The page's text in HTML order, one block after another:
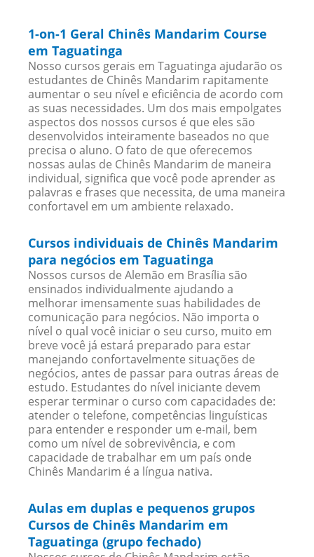
1-on-1 Geral Chinês Mandarim Course
em Taguatinga
Nosso cursos gerais em Taguatinga ajudarão os
estudantes de Chinês Mandarim rapitamente
aumentar o seu nível e eficiência de acordo com
as suas necessidades. Um dos mais empolgates
aspectos dos nossos cursos é que eles são
desenvolvidos inteiramente baseados no que
precisa o aluno. O fato de que oferecemos
nossas aulas de Chinês Mandarim de maneira
individual, significa que você pode aprender as
palavras e frases que necessita, de uma maneira
confortavel em um ambiente relaxado.
Cursos individuais de Chinês Mandarim
para negócios em Taguatinga
Nossos cursos de Alemão em Brasília são
ensinados individualmente ajudando a
melhorar imensamente suas habilidades de
comunicação para negócios. Não importa o
nível o qual você iniciar o seu curso, muito em
breve você já estará preparado para estar
manejando confortavelmente situações de
negócios, antes de passar para outras áreas de
estudo. Estudantes do nível iniciante devem
esperar terminar o curso com capacidades de:
atender o telefone, competências linguísticas
para entender e responder um e-mail, bem
como um nível de sobrevivência, e com
capacidade de trabalhar em um país onde
Chinês Mandarim é a língua nativa.
Aulas em duplas e pequenos grupos
Cursos de Chinês Mandarim em
Taguatinga (grupo fechado)